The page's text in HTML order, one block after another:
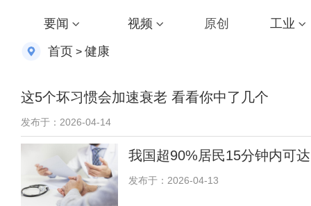
要闻 视频 原创 工业
首页 > 健康
这5个坏习惯会加速衰老 看看你中了几个
发布于：2026-04-14
我国超90%居民15分钟内可
发布于：2026-04-13